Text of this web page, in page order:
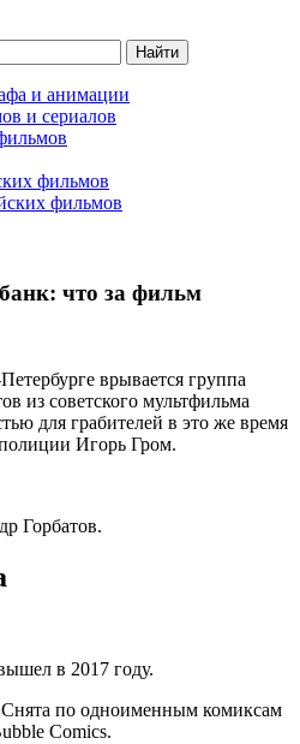
и анимации
и сериалов
фильмов
фильмов
что за фильм
врывается группа
из советского мультфильма
для грабителей в это же время
Игорь Гром.
Горбатов.
в 2017 году.
по одноименным комиксам
Comics.